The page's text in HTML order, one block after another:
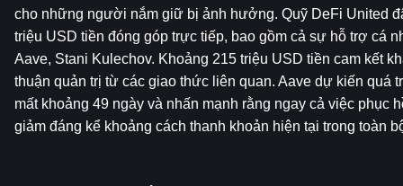
cho những người nắm giữ bị ảnh hưởng. Quỹ DeFi United
triệu USD tiền đóng góp trực tiếp, bao gồm cả sự hỗ trợ cá
Aave, Stani Kulechov. Khoảng 215 triệu USD tiền cam kết
thuận quản trị từ các giao thức liên quan. Aave dự kiến ​​quá
mất khoảng 49 ngày và nhấn mạnh rằng ngay cả việc phục
giảm đáng kể khoảng cách thanh khoản hiện tại trong toàn